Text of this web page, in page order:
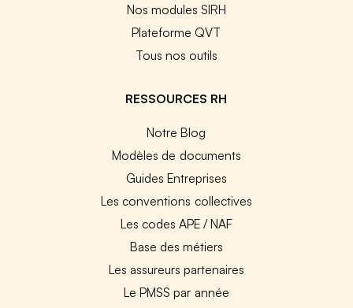
Nos modules SIRH
Plateforme QVT
Tous nos outils
RESSOURCES RH
Notre Blog
Modèles de documents
Guides Entreprises
Les conventions collectives
Les codes APE / NAF
Base des métiers
Les assureurs partenaires
Le PMSS par année